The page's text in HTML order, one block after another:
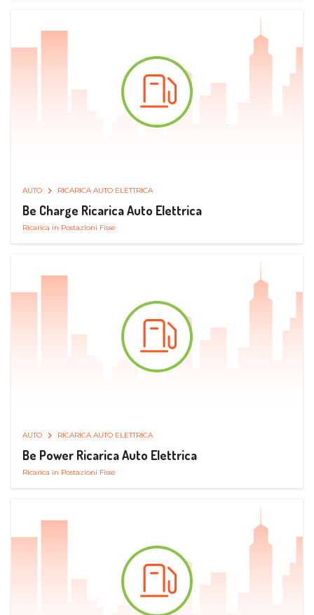
AUTO RICARICA AUTO ELETTRICA
Be Charge Ricarica Auto Elettrica
Ricarica in Postazioni Fisse
AUTO RICARICA AUTO ELETTRICA
Be Power Ricarica Auto Elettrica
Ricarica in Postazioni Fisse